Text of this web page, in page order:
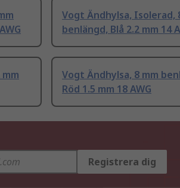
Vogt Ändhylsa, Isolerad,
benlängd, Blå 2.2 mm 14
Vogt Ändhylsa, 8 mm
Röd 1.5 mm 18 AWG
Registrera dig